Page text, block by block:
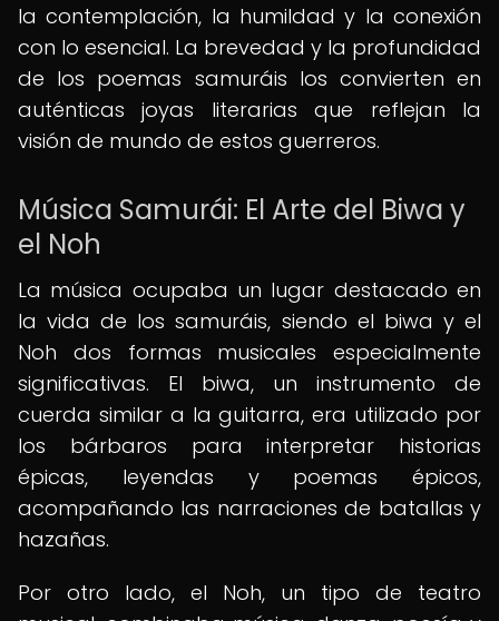
la contemplación, la humildad y la conexión
con lo esencial. La brevedad y la profundidad
de los poemas samuráis los convierten en
auténticas joyas literarias que reflejan la
visión de mundo de estos guerreros.
Música Samurái: El Arte del Biwa y
el Noh
La música ocupaba un lugar destacado en
la vida de los samuráis, siendo el biwa y el
Noh dos formas musicales especialmente
significativas. El biwa, un instrumento de
cuerda similar a la guitarra, era utilizado por
los bárbaros para interpretar historias
épicas, leyendas y poemas épicos,
acompañando las narraciones de batallas y
hazañas.
Por otro lado, el Noh, un tipo de teatro